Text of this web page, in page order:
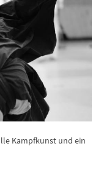
Kampfkunst und ein